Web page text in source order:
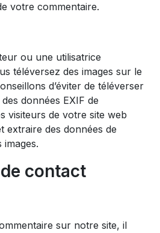
votre commentaire.
ou une utilisatrice
téléversez des images sur le
d’éviter de téléverser
données EXIF de
visiteurs de votre site web
extraire des données de
images.
contact
sur notre site, il